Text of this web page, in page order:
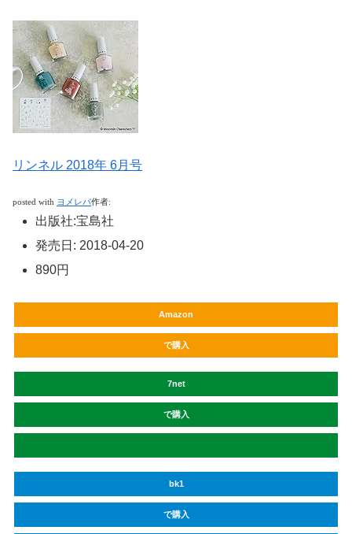
リンネル 2018年 6月号
posted with ヨメレバ作者:
出版社:宝島社
発売日 : 2018-04-20
890円
Amazon
で購入
7net
で購入
bk1
で購入